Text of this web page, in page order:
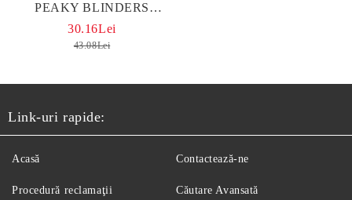
PEAKY BLINDERS
NEGRU
30.16Lei
43.08Lei
Link-uri rapide:
Acasă
Procedură reclamaţii
Contactează-ne
Căutare Avansată